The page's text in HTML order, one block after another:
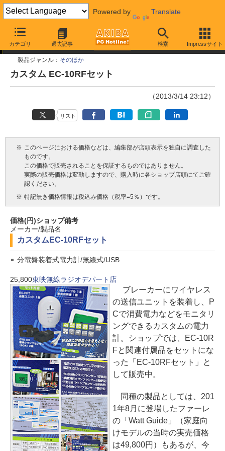
Powered by Translate
カテゴリ 過去記事 検索 Impressサイト
今週見つけた新製品
製品ジャンル： そのほか
カスタム EC-10RFセット
（2013/3/14 23:12）
リスト
※ このページにおける価格などは、編集部が店頭表示を独自に調査した
ものです。
この価格で販売されることを保証するものではありません。
実際の販売価格は変動しますので、購入時に各ショップ店頭にてご確
認ください。
※ 特記無き価格情報は税込み価格（税率=5％）です。
価格(円)ショップ備考
メーカー/製品名
カスタム EC-10RFセット
分電盤装着式電力計/無線式/USB
25,800東映無線ラジオデパート店
ブレーカーにワイヤレス
の送信ユニットを装着し、P
Cで消費電力などをモニタリ
ングできるカスタムの電力
計。ショップでは、EC-10R
Fと関連付属品をセットにな
った「EC-10RFセット」と
して販売中。
同種の製品としては、201
1年8月に登場したファーレ
の「Watt Guide」（家庭向
けモデルの当時の実売価格
は49,800円）もあるが、今